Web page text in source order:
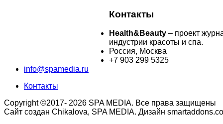
Контакты
Health&Beauty – проект
индустрии красоты и спа.
Россия, Москва
+7 903 299 5325
info@spamedia.ru
Контакты
Copyright ©2017- 2026 SPA MEDIA. Все права защищены
Сайт создан Chikalova, SPA MEDIA. Дизайн